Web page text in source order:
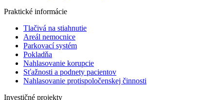
Praktické informácie
Tlačivá na stiahnutie
Areál nemocnice
Parkovací systém
Pokladňa
Nahlasovanie korupcie
Sťažnosti a podnety pacientov
Nahlasovanie protispoločenskej činnosti
Investičné projekty